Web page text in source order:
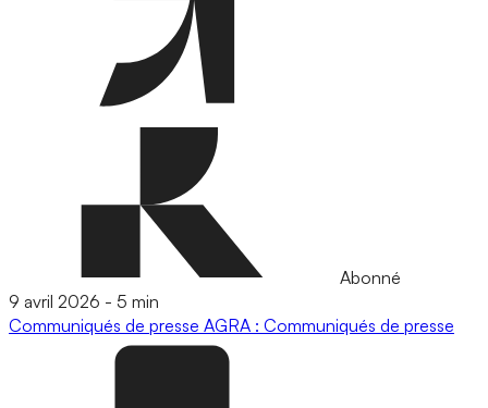
Abonné
9 avril 2026 - 5 min
Communiqués de presse AGRA : Communiqués de presse